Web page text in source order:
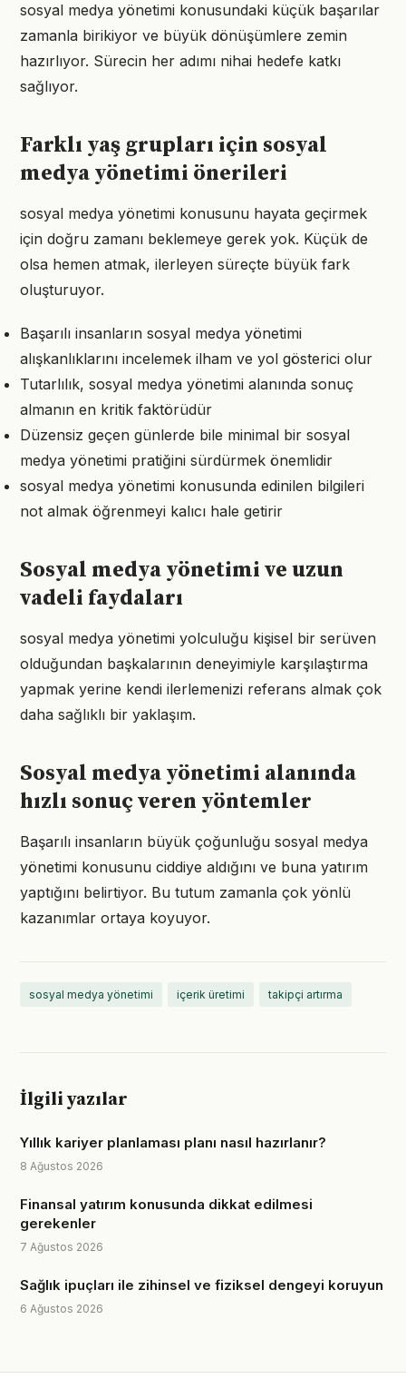
sosyal medya yönetimi konusundaki küçük başarılar
zamanla birikiyor ve büyük dönüşümlere zemin
hazırlıyor. Sürecin her adımı nihai hedefe katkı
sağlıyor.
Farklı yaş grupları için sosyal
medya yönetimi önerileri
sosyal medya yönetimi konusunu hayata geçirmek
için doğru zamanı beklemeye gerek yok. Küçük de
olsa hemen atmak, ilerleyen süreçte büyük fark
oluşturuyor.
Başarılı insanların sosyal medya yönetimi
alışkanlıklarını incelemek ilham ve yol gösterici olur
Tutarlılık, sosyal medya yönetimi alanında sonuç
almanın en kritik faktörüdür
Düzensiz geçen günlerde bile minimal bir sosyal
medya yönetimi pratiğini sürdürmek önemlidir
sosyal medya yönetimi konusunda edinilen bilgileri
not almak öğrenmeyi kalıcı hale getirir
Sosyal medya yönetimi ve uzun
vadeli faydaları
sosyal medya yönetimi yolculuğu kişisel bir serüven
olduğundan başkalarının deneyimiyle karşılaştırma
yapmak yerine kendi ilerlemenizi referans almak çok
daha sağlıklı bir yaklaşım.
Sosyal medya yönetimi alanında
hızlı sonuç veren yöntemler
Başarılı insanların büyük çoğunluğu sosyal medya
yönetimi konusunu ciddiye aldığını ve buna yatırım
yaptığını belirtiyor. Bu tutum zamanla çok yönlü
kazanımlar ortaya koyuyor.
sosyal medya yönetimi içerik üretimi takipçi artırma
İlgili yazılar
Yıllık kariyer planlaması planı nasıl hazırlanır?
8 Ağustos 2026
Finansal yatırım konusunda dikkat edilmesi
gerekenler
7 Ağustos 2026
Sağlık ipuçları ile zihinsel ve fiziksel dengeyi koruyun
6 Ağustos 2026